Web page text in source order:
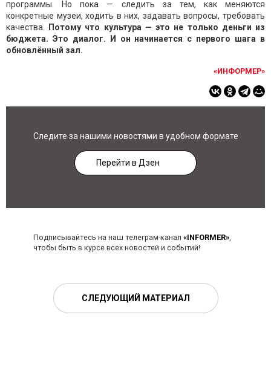
программы. Но пока — следить за тем, как меняются
конкретные музеи, ходить в них, задавать вопросы, требовать
качества.
Потому что культура — это не только деньги из
бюджета. Это диалог. И он начинается с первого шага в
обновлённый зал.
«ИНФОРМЕР»
Следите за нашими новостями в удобном формате
Перейти в Дзен
Подписывайтесь на наш телеграм-канал «INFORMER»,
чтобы быть в курсе всех новостей и событий!
СЛЕДУЮЩИЙ МАТЕРИАЛ